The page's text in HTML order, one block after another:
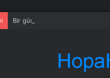
Bir gün bile okula gitmeden bir